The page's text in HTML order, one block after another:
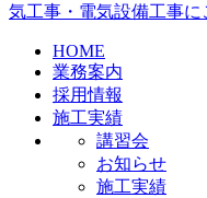
気工事・電気設備工事
HOME
業務案内
採用情報
施工実績
講習会
お知らせ
施工実績